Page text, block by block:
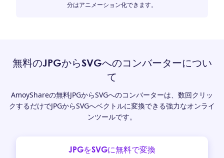
分はアニメーション化できます。
無料のJPGからSVGへのコンバーターについ
て
AmoyShareの無料JPGからSVGへのコンバーターは、数回クリッ
クするだけでJPGからSVGへベクトルに変換できる強力なオンライ
ンツールです。
JPGをSVGに無料で変換